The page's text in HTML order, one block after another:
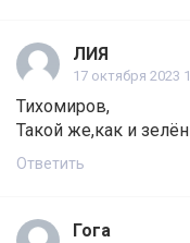
ЛИЯ
17 октября 2023
Тихомиров,
Такой же,как и
Ответить
Гога